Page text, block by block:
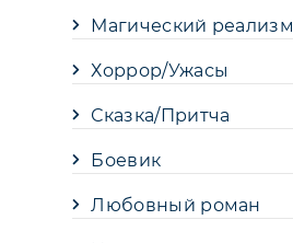
Магический реализм
Хоррор/Ужасы
Сказка/Притча
Боевик
Любовный роман